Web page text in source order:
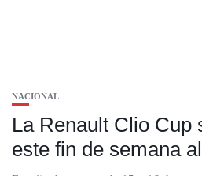
NACIONAL
La Renault Clio Cup
este fin de semana